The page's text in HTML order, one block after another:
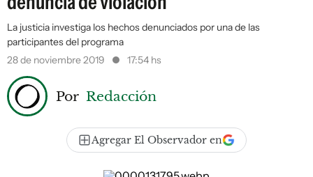
La justicia investiga los hechos denunciados por una de las
participantes del programa
28 de noviembre 2019
17:54 hs
Por Redacción
Agregar El Observador en